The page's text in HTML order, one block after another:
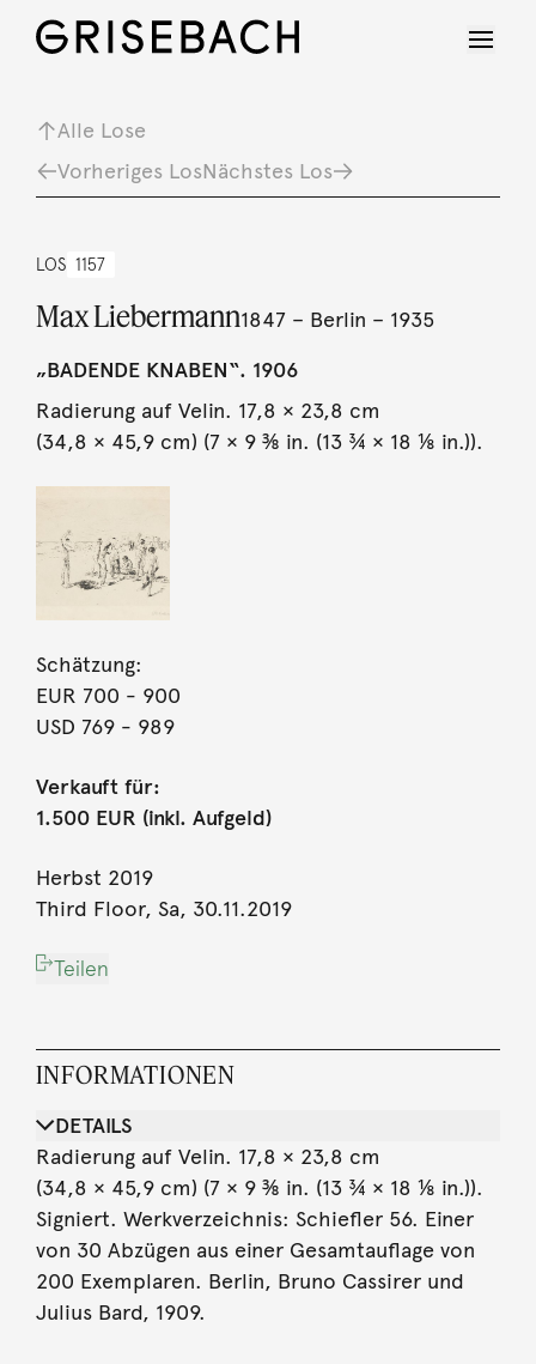
Alle Lose
Vorheriges LosNächstes Los
LOS 1157
Max Liebermann1847 – Berlin – 1935
„BADENDE KNABEN“. 1906
Radierung auf Velin. 17,8 × 23,8 cm
(34,8 × 45,9 cm) (7 × 9 ⅜ in. (13 ¾ × 18 ⅛ in.)).
Schätzung:
EUR 700 - 900
USD 769 - 989
Verkauft für:
1.500 EUR (inkl. Aufgeld)
Herbst 2019
Third Floor, Sa, 30.11.2019
Teilen
INFORMATIONEN
DETAILS
Radierung auf Velin. 17,8 × 23,8 cm
(34,8 × 45,9 cm) (7 × 9 ⅜ in. (13 ¾ × 18 ⅛ in.)).
Signiert. Werkverzeichnis: Schiefler 56. Einer
von 30 Abzügen aus einer Gesamtauflage von
200 Exemplaren. Berlin, Bruno Cassirer und
Julius Bard, 1909.